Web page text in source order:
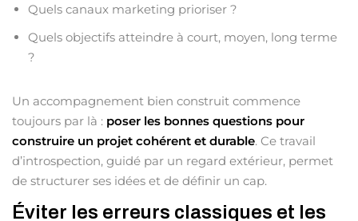
Quels canaux marketing prioriser ?
Quels objectifs atteindre à court, moyen, long terme
?
Un accompagnement bien construit commence
toujours par là : poser les bonnes questions pour
construire un projet cohérent et durable. Ce travail
d’introspection, guidé par un regard extérieur, permet
de structurer ses idées et de définir un cap.
Éviter les erreurs classiques et les